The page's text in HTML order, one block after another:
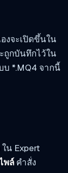
งจะเปิดขึ้นใน
ถูกบันทึกไว้ใน
บ *.MQ4 จากนี้
น Expert
พล์ คำสั่ง